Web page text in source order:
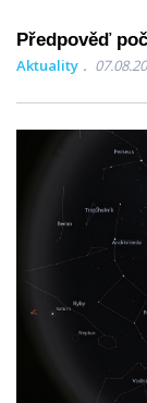
Předpověď
Aktuality